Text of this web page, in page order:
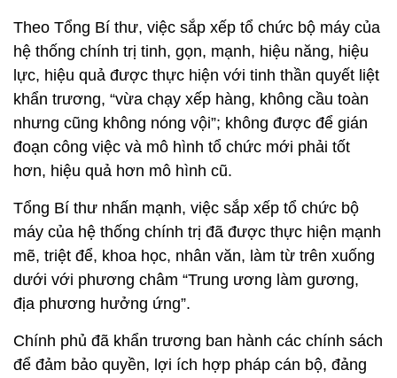
Theo Tổng Bí thư, việc sắp xếp tổ chức bộ máy của
hệ thống chính trị tinh, gọn, mạnh, hiệu năng, hiệu
lực, hiệu quả được thực hiện với tinh thần quyết liệt
khẩn trương, “vừa chạy xếp hàng, không cầu toàn
nhưng cũng không nóng vội”; không được để gián
đoạn công việc và mô hình tổ chức mới phải tốt
hơn, hiệu quả hơn mô hình cũ.
Tổng Bí thư nhấn mạnh, việc sắp xếp tổ chức bộ
máy của hệ thống chính trị đã được thực hiện mạnh
mẽ, triệt để, khoa học, nhân văn, làm từ trên xuống
dưới với phương châm “Trung ương làm gương,
địa phương hưởng ứng”.
Chính phủ đã khẩn trương ban hành các chính sách
để đảm bảo quyền, lợi ích hợp pháp cán bộ, đảng